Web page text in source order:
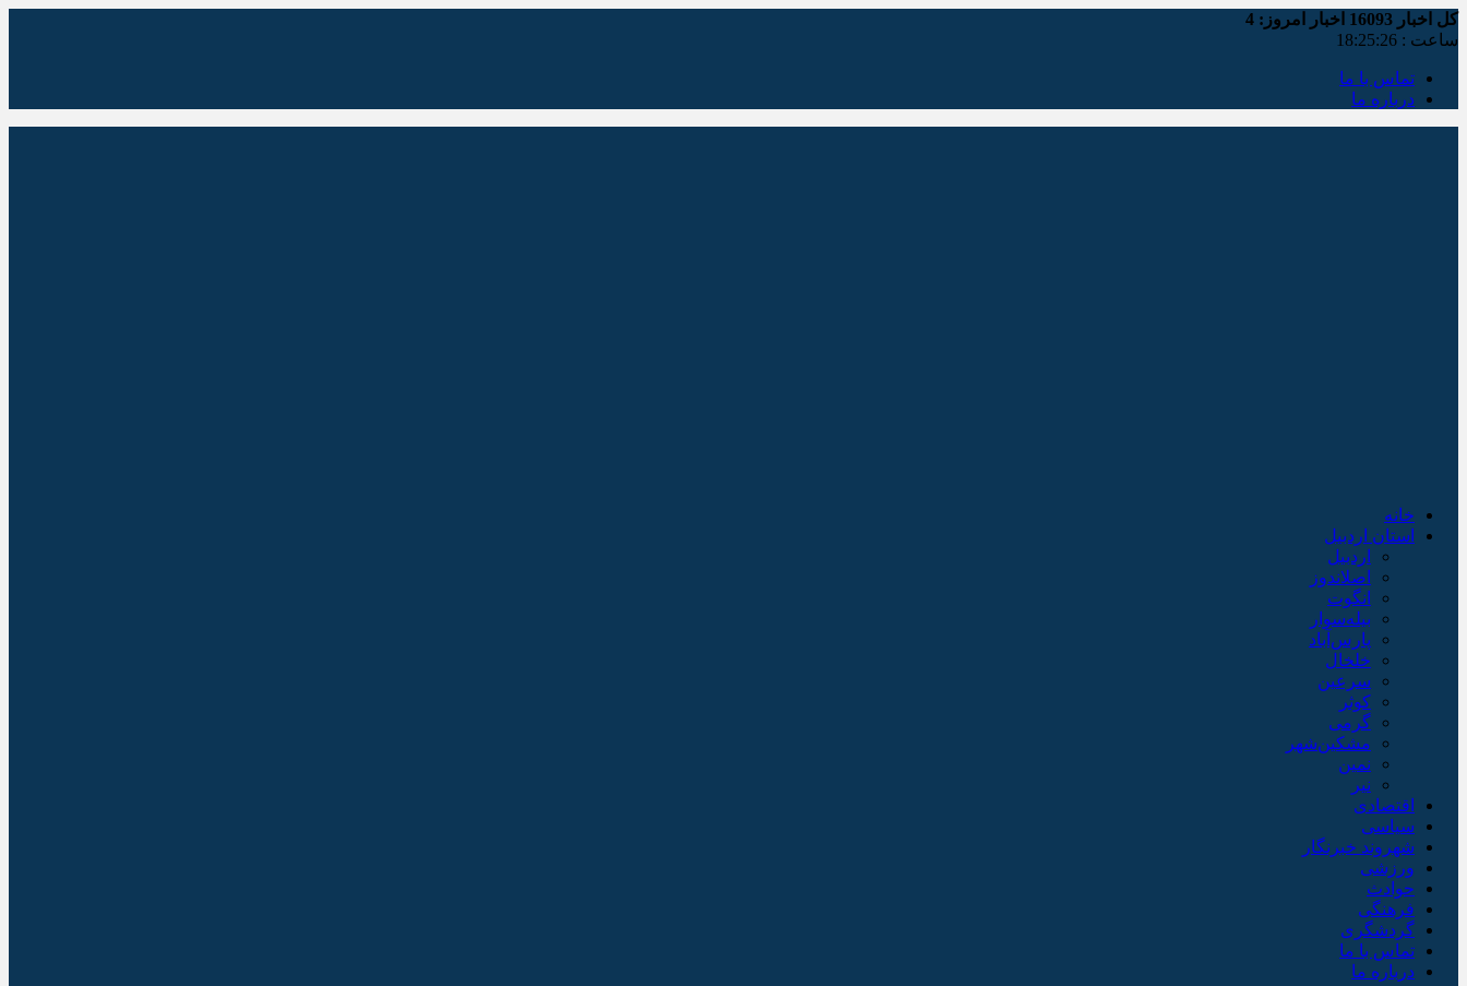
کل اخبار اخبار امروز: 4
ساعت : 18:25:27
تماس با ما
درباره ما
خانه
استان اردبیل
اردبیل
اصلاندوز
انگوت
بیله‌سوار
پارس‌آباد
خلخال
سرعین
کوثر
گرمی
مشکین‌شهر
نمین
نیر
اقتصادی
سیاسی
شهروند خبرنگار
ورزشی
حوادث
فرهنگی
گردشگری
تماس با ما
درباره ما